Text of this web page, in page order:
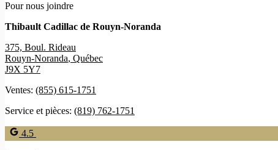
Pour nous joindre
Thibault Cadillac de Rouyn-Noranda
375, Boul. Rideau
Rouyn-Noranda, Québec
J9X 5Y7
Ventes: (855) 615-1751
Service et pièces: (819) 762-1751
4.5